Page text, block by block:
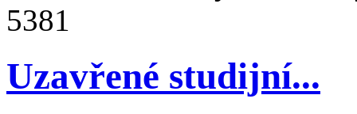
5381
Uzavřené studijní...